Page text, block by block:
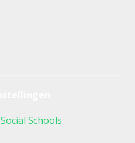
Social Schools